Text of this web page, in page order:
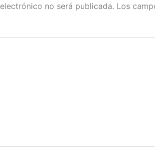
no será publicada. Los